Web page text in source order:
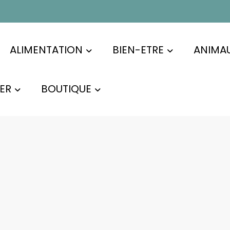
ALIMENTATION BIEN-ETRE
BOUTIQUE